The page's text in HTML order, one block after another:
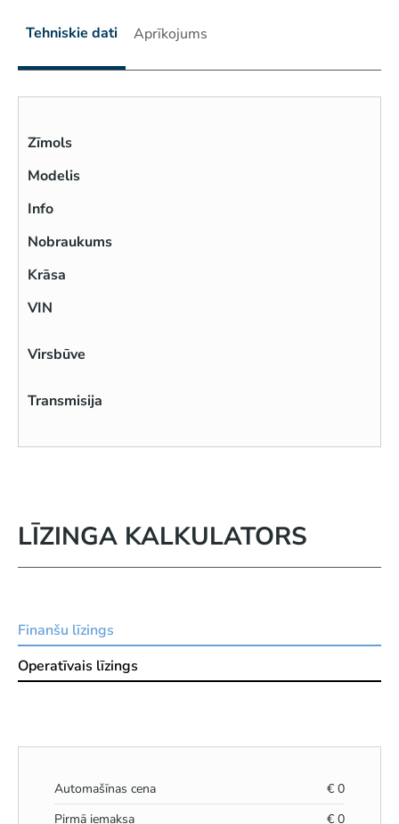
Tehniskie dati Aprīkojums
Zīmols
Modelis
Info
Nobraukums
Krāsa
VIN
Virsbūve
Transmisija
LĪZINGA KALKULATORS
Finanšu līzings
Operatīvais līzings
Automašīnas cena € 0
Pirmā iemaksa
€ 0